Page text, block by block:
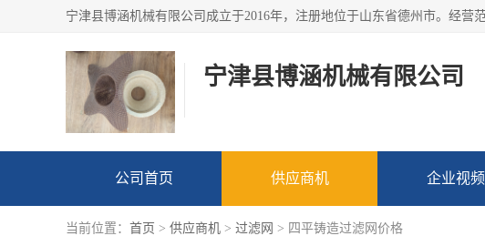
宁津县博涵机械有限公司
公司首页 供应商机 企业视频
当前位置： 首页 > 供应商机 > 过滤网 > 四平铸造过滤网价格